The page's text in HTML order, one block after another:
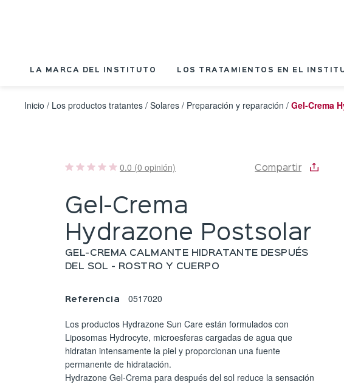
LA MARCA DEL INSTITUTO LOS TRATAMIENTOS EN EL
Inicio / Los productos tratantes / Solares / Preparación y reparación / Gel-Crema
0.0 (0 opinión) Compartir
Gel-Crema
Hydrazone Postsolar
GEL-CREMA CALMANTE HIDRATANTE DESPUÉS
DEL SOL - ROSTRO Y CUERPO
Referencia 0517020
Los productos Hydrazone Sun Care están formulados con
Liposomas Hydrocyte, microesferas cargadas de agua que
hidratan intensamente la piel y proporcionan una fuente
permanente de hidratación.
Hydrazone Gel-Crema para después del sol reduce la sensación